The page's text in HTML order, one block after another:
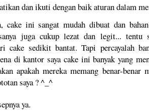
dan ikuti dengan baik aturan dalam
cake ini sangat mudah dibuat dan
juga cukup lezat dan legit... tentu
cake sedikit bantat. Tapi percayalah
di kantor saya cake ini banyak yang
apakah mereka memang benar-benar
saya ? ^_^
ya.